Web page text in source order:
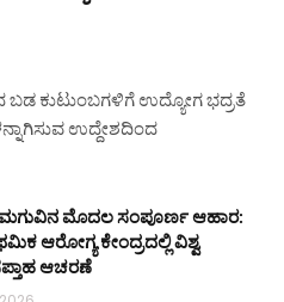
ಬಡ ಕುಟುಂಬಗಳಿಗೆ ಉದ್ಯೋಗ ಭದ್ರತೆ
ಉದ್ದೇಶದಿಂದ
ಮೊದಲ ಸಂಪೂರ್ಣ ಆಹಾರ:
ಆರೋಗ್ಯ ಕೇಂದ್ರದಲ್ಲಿ ವಿಶ್ವ
ಆಚರಣೆ